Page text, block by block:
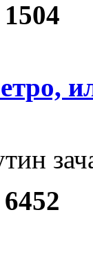
1504
6452